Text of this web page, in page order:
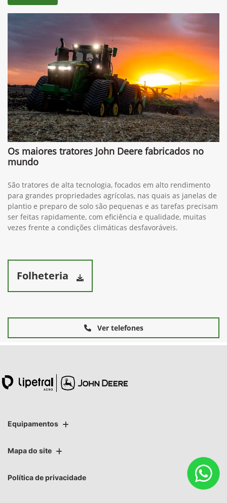
Os maiores tratores John Deere fabricados no
mundo
São tratores de alta tecnologia, focados em alto rendimento
para grandes propriedades agrícolas, nas quais as janelas de
plantio e preparo de solo são pequenas e as tarefas precisam
ser feitas rapidamente, com eficiência e qualidade, muitas
vezes frente a condições climáticas desfavoráveis.
Folheteria
Ver telefones
Equipamentos
Mapa do site
Política de privacidade